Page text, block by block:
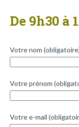
De 9h30 à
Votre nom
Votre prénom
Votre e-mail